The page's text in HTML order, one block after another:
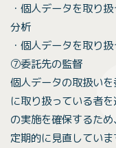
・個人データを取り
分析
・個人データを取り
⑦委託先の監督
個人データの取扱い
に取り扱っている者
の実施を確保するため
定期的に見直していま